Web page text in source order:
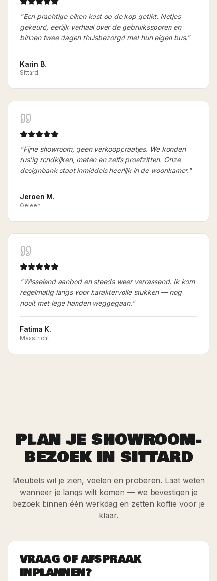
"Een prachtige eiken kast op de kop getikt. Netjes
gekeurd, eerlijk verhaal over de gebruikssporen en
binnen twee dagen thuisbezorgd met hun eigen bus."
Karin B.
Sittard
"Fijne showroom, geen verkooppraatjes. We konden
rustig rondkijken, meten en zelfs proefzitten. Onze
designbank staat inmiddels heerlijk in de woonkamer."
Jeroen M.
Geleen
"Wisselend aanbod en steeds weer verrassend. Ik kom
regelmatig langs voor karaktervolle stukken — nog
nooit met lege handen weggegaan."
Fatima K.
Maastricht
PLAN JE SHOWROOM-
BEZOEK IN SITTARD
Meubels wil je zien, voelen en proberen. Laat weten
wanneer je langs wilt komen — we bevestigen je
bezoek binnen één werkdag en zetten koffie voor je
klaar.
VRAAG OF AFSPRAAK
INPLANNEN?